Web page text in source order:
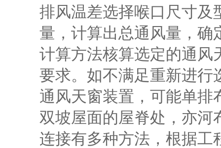
排风温差选择喉口尺寸及
量，计算出总通风量，确
计算方法核算选定的通风
要求。如不满足重新进行
通风天窗装置，可能单排
双坡屋面的屋脊处，亦河
连接有多种方法，根据工